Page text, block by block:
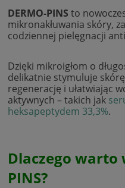
DERMO-PINS to
mikronakłuwania skóry,
codziennej pielęgnacji
Dzięki mikroigłom o
delikatnie stymuluje
regenerację i ułatwiając
aktywnych – takich jak
heksapeptydem 33,3%.
Dlaczego warto
PINS?